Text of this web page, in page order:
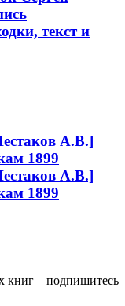
текст и
А.В.]
1899
А.В.]
1899
книг – подпишитесь